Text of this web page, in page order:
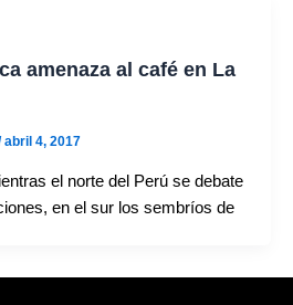
amenaza al café en La
abril 4, 2017
el norte del Perú se debate
en el sur los sembríos de